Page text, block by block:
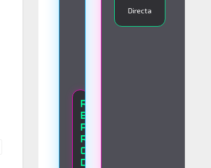
R
E
P
R
O
D
Directa